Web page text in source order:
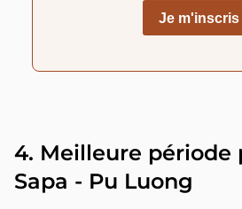
4. Meilleure période
Sapa - Pu Luong